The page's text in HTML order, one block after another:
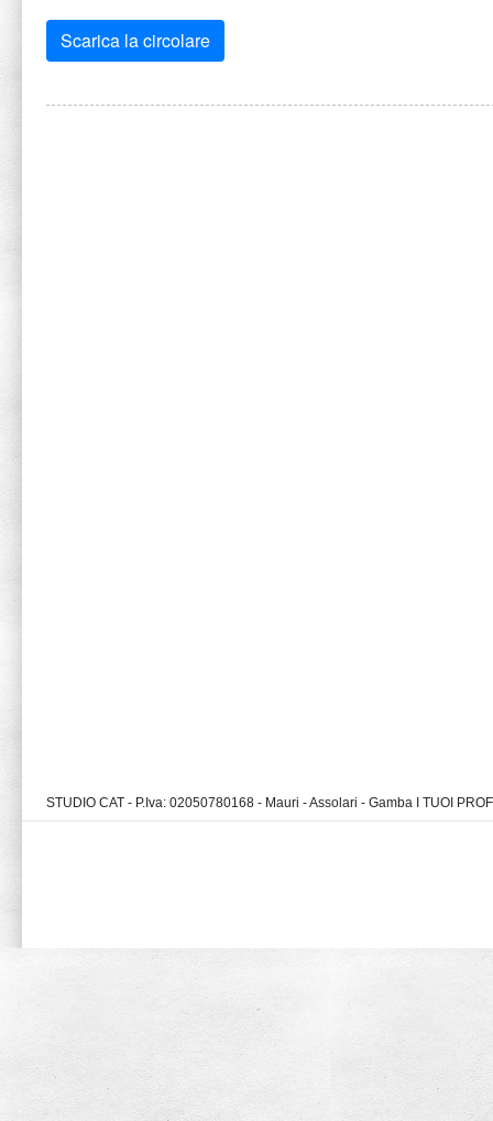
Scarica la circolare
STUDIO CAT - P.Iva: 02050780168 - Mauri - Assolari - Gamba I TUOI